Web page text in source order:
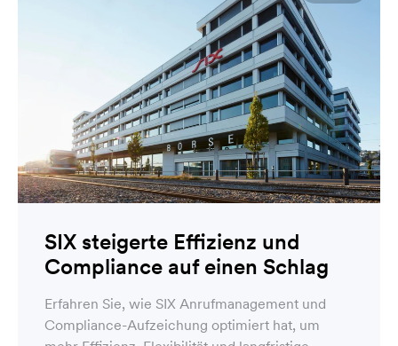
SIX steigerte Effizienz und
Compliance auf einen Schlag
Erfahren Sie, wie SIX Anrufmanagement und
Compliance-Aufzeichung optimiert hat, um